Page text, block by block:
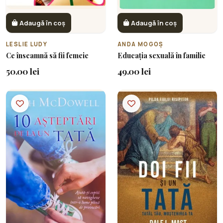
Adaugă în coș
LESLIE LUDY
Ce înseamnă să fii femeie
50.00 lei
Adaugă în coș
ANDA MOGOȘ
Educația sexuală în familie
49.00 lei